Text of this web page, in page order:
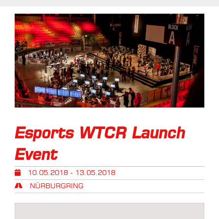
Esports WTCR Launch
Event
10.05.2018 - 13.05.2018
NÜRBURGRING